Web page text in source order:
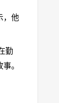
，他
勤
。